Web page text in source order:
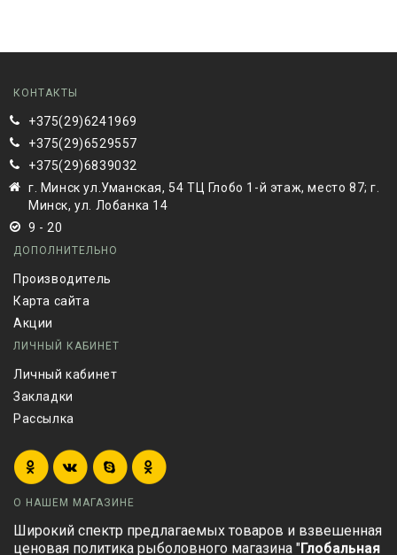
КОНТАКТЫ
+375(29)6241969
+375(29)6529557
+375(29)6839032
г. Минск ул.Уманская, 54 ТЦ Глобо 1-й этаж, место 87; г.
Минск, ул. Лобанка 14
9 - 20
ДОПОЛНИТЕЛЬНО
Производитель
Карта сайта
Акции
ЛИЧНЫЙ КАБИНЕТ
Личный кабинет
Закладки
Рассылка
О НАШЕМ МАГАЗИНЕ
Широкий спектр предлагаемых товаров и взвешенная
ценовая политика рыболовного магазина "Глобальная